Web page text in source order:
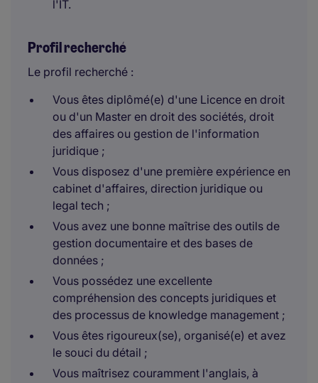
l'IT.
Profil recherché
Le profil recherché :
Vous êtes diplômé(e) d'une Licence en droit
ou d'un Master en droit des sociétés, droit
des affaires ou gestion de l'information
juridique ;
Vous disposez d'une première expérience en
cabinet d'affaires, direction juridique ou
legal tech ;
Vous avez une bonne maîtrise des outils de
gestion documentaire et des bases de
données ;
Vous possédez une excellente
compréhension des concepts juridiques et
des processus de knowledge management ;
Vous êtes rigoureux(se), organisé(e) et avez
le souci du détail ;
Vous maîtrisez couramment l'anglais, à